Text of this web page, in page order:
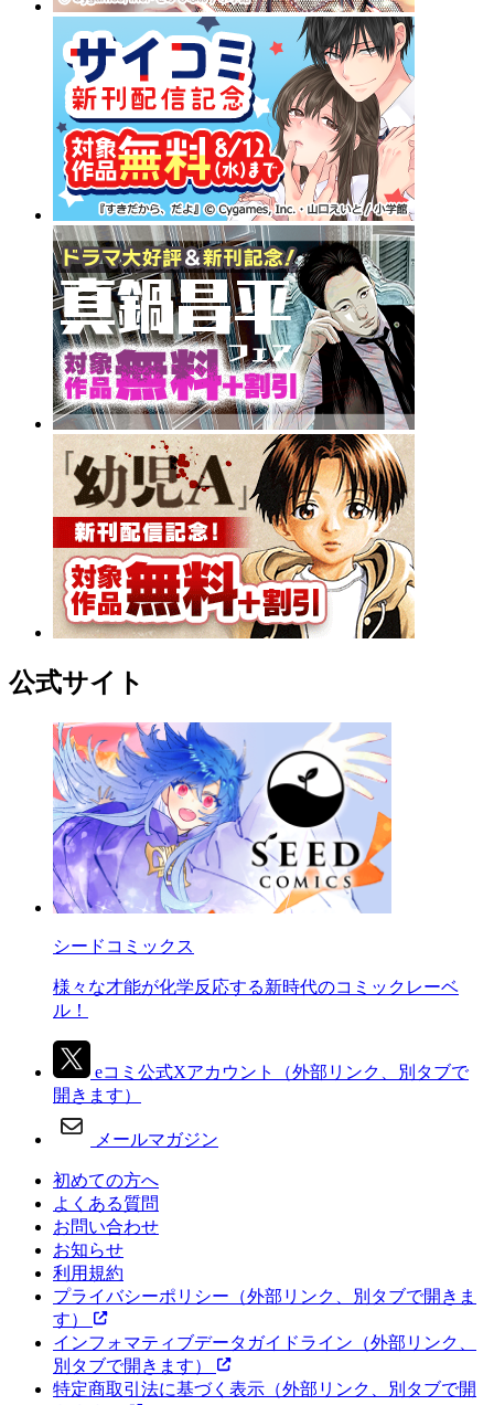
公式サイト
シードコミックス
様々な才能が化学反応する新時代のコミックレーベ
ル！
eコミ公式Xアカウント
（外部リンク、別タブで
開きます）
メールマガジン
初めての方へ
よくある質問
お問い合わせ
お知らせ
利用規約
プライバシーポリシー （外部リンク、別タブで開きま
す）
インフォマティブデータガイドライン （外部リンク、
別タブで開きます）
特定商取引法に基づく表示 （外部リンク、別タブで開